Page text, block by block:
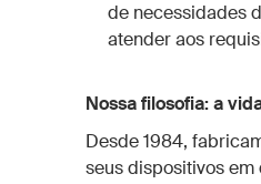
de necessidades
atender aos
Nossa filosofia: a
Desde 1984,
seus dispositivos